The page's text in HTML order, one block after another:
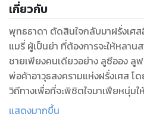
เกี่ยวกับ
พุทธธาดา ตัดสินใจกลับมาฝรั่งเศ
แมรี่ ผู้เป็นย่า ที่ต้องการจะให้หลา
ชายเพียงคนเดียวอย่าง ลูซีออง ลู
พ่อค้าอาวุธสงครามแห่งฝรั่งเศส โ
วิถีทางเพื่อที่จะพิชิตใจมาเฟียหนุ่ม
ชายหนุ่มมานาน และหลานชายเอง
แสดงมากขึ้น